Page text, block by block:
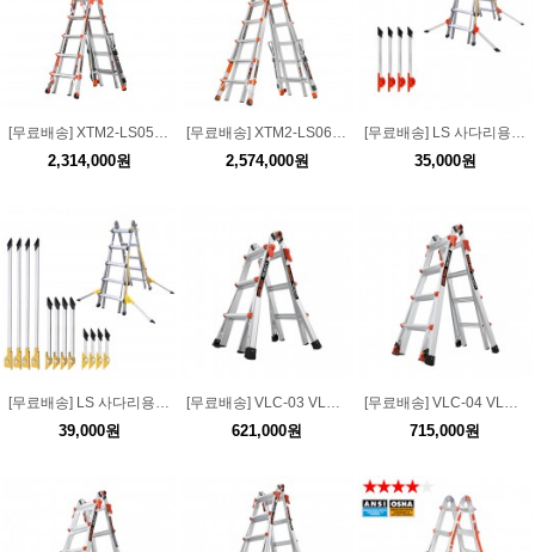
[무료배송] XTM2-LS05 XTM 2.0 LS 5단 사다리
2,314,000원
[무료배송] XTM2-LS06 XTM 2.0 LS 6단 사다리
2,574,000원
[무료배송] LS 사다리용 악세서리 부속품 접이식 전도방지대(소) JDB-2
35,000원
39,000원 621,000원 715,000원